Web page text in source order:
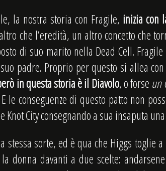
la nostra storia con Fragile, inizia con
che l’eredità, un altro concetto che
di suo marito nella Dead Cell. Fragile
padre. Proprio per questo si allea
in questa storia è il Diavolo, o forse un
le conseguenze di questo patto non
City consegnando a sua insaputa
stessa sorte, ed è qua che Higgs toglie
donna davanti a due scelte: